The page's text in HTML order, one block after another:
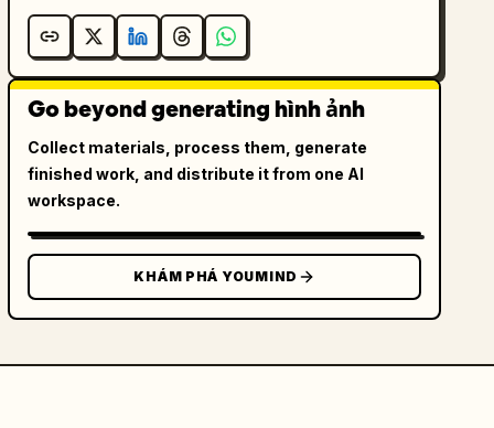
Go beyond generating hình ảnh
Collect materials, process them, generate
finished work, and distribute it from one AI
workspace.
KHÁM PHÁ YOUMIND